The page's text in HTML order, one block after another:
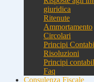
giuridica
Ritenute
Ammortamento
Circolari
Principi
Risoluzioni
Principi
Faq
Consulenza Fiscale